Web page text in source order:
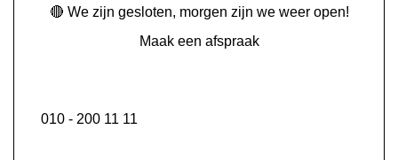
🔴 We zijn gesloten, morgen zijn we weer open!
Maak een afspraak
010 - 200 11 11